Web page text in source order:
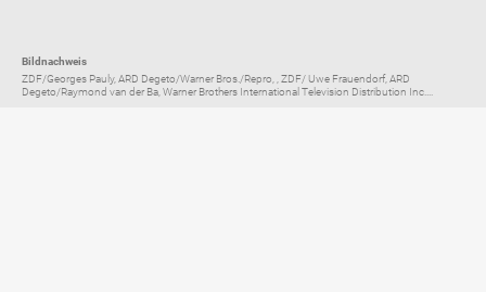
Bildnachweis
ZDF/Georges Pauly, ARD Degeto/Warner Bros./Repro, , ZDF/ Uwe Frauendorf, ARD
Degeto/Raymond van der Ba, Warner Brothers International Television Distribution Inc....